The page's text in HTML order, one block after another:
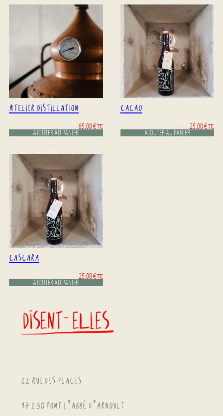
Atelier Distillation
65,00€TTC
AJOUTER AU PANIER
Cacao
25,00€TTC
AJOUTER AU PANIER
Cascara
25,00€TTC
AJOUTER AU PANIER
22 rue des places
17250 Pont L’abbé d’arnoult